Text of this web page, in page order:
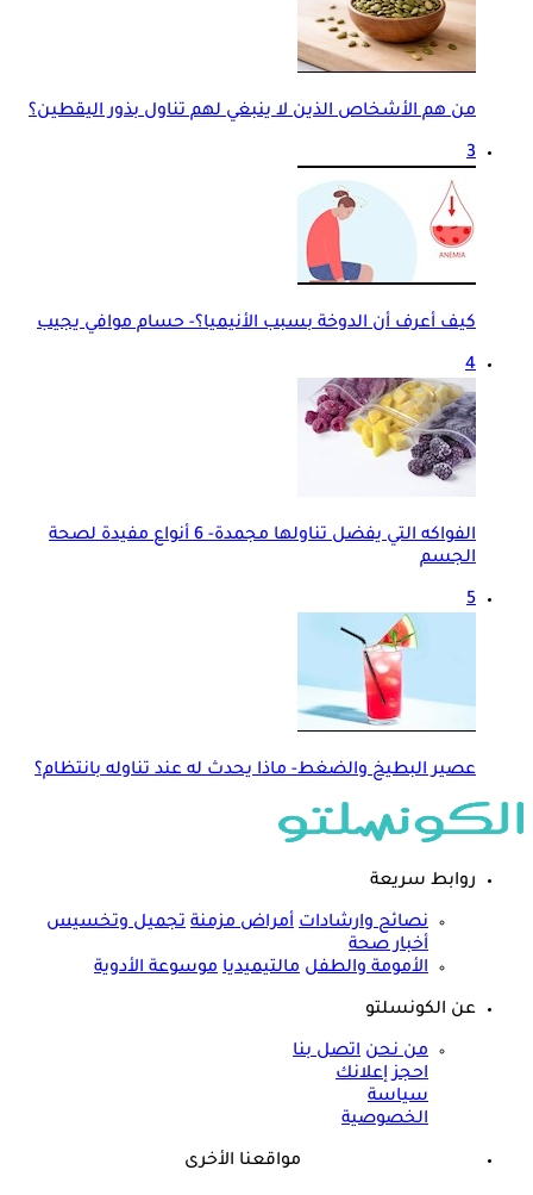
من هم الأشخاص الذين لا ينبغي لهم تناول بذور اليقطين؟
3
كيف أعرف أن الدوخة بسبب الأنيميا؟- حسام موافي يجيب
4
الفواكه التي يفضل تناولها مجمدة- 6 أنواع مفيدة لصحة
الجسم
5
عصير البطيخ والضغط- ماذا يحدث له عند تناوله بانتظام؟
روابط سريعة
نصائح وارشادات أمراض مزمنة تجميل وتخسيس
أخبار صحة
الأمومة والطفل مالتيميديا موسوعة الأدوية
عن الكونسلتو
من نحن اتصل بنا
احجز إعلانك
سياسة
الخصوصية
مواقعنا الأخرى